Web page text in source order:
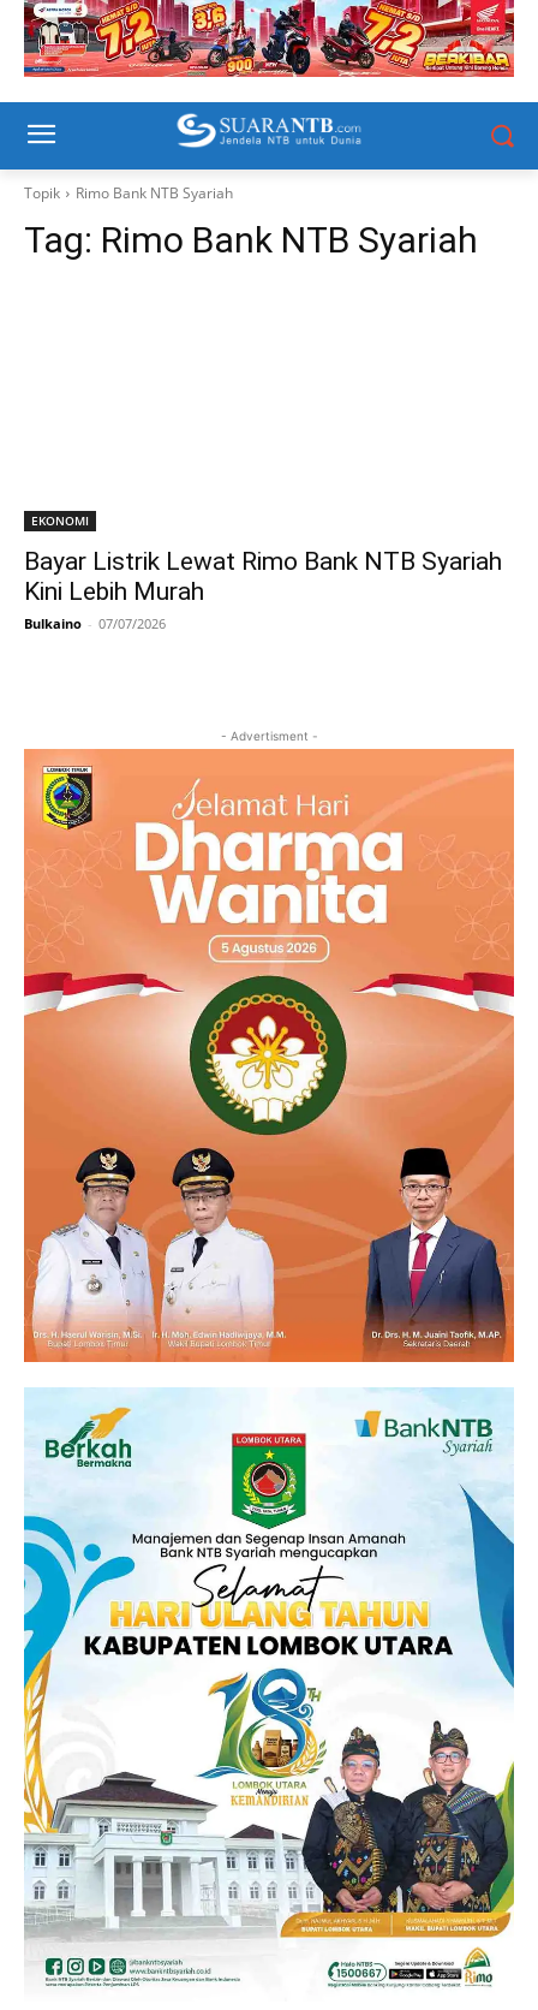
Topik Rimo Bank NTB Syariah
Tag: Rimo Bank NTB Syariah
EKONOMI
Bayar Listrik Lewat Rimo Bank NTB Syariah
Kini Lebih Murah
Bulkaino - 07/07/2026
- Advertisment -